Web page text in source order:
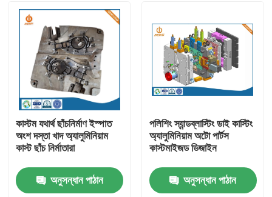
কাস্টম যথার্থ ছাঁচনির্মাণ ইস্পাত
অংশ দস্তা খাদ অ্যালুমিনিয়াম
কাস্ট ছাঁচ নির্মাতারা
অনুসন্ধান পাঠান
পলিশিং স্যান্ডব্লাস্টিং ডাই কাস্টিং
অ্যালুমিনিয়াম অটো পার্টস
কাস্টমাইজড ডিজাইন
অনুসন্ধান পাঠান